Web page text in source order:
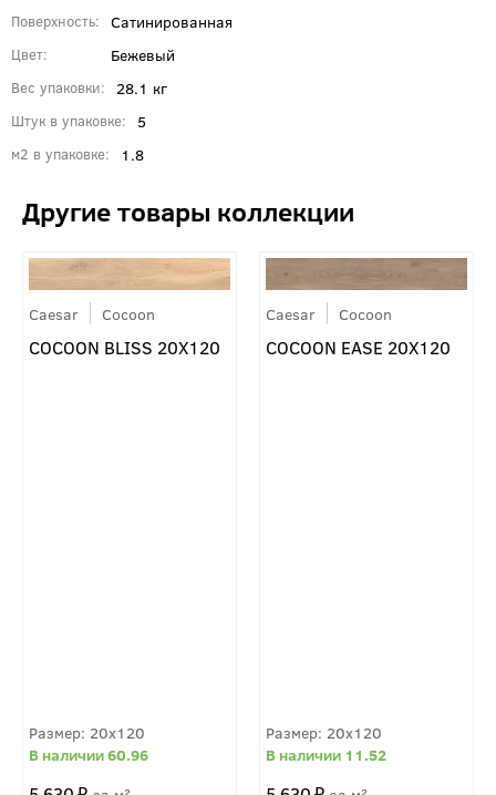
Поверхность Сатинированная
Цвет Бежевый
Вес упаковки 28.1 кг
Штук в упаковке 5
м2 в упаковке 1.8
Caesar Cocoon
COCOON BLISS 20X120
20x120
60.96
Caesar Cocoon
COCOON EASE 20X120
20x120
11.52